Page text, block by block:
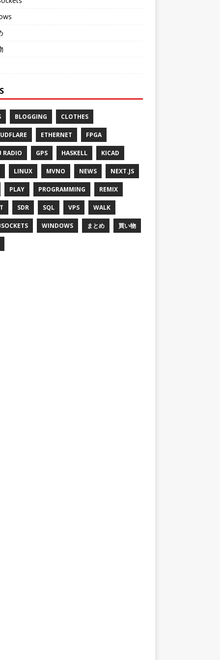
BLOGGING CLOTHES
ETHERNET FPGA
RADIO GPS HASKELL KICAD
LINUX MVNO NEWS NEXT.JS
PLAY PROGRAMMING REMIX
SDR SQL VPS WALK
WINDOWS まとめ 買い物